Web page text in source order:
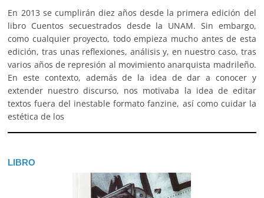
En 2013 se cumplirán diez años desde la primera edición del
libro Cuentos secuestrados desde la UNAM. Sin embargo,
como cualquier proyecto, todo empieza mucho antes de esta
edición, tras unas reflexiones, análisis y, en nuestro caso, tras
varios años de represión al movimiento anarquista madrileño.
En este contexto, además de la idea de dar a conocer y
extender nuestro discurso, nos motivaba la idea de editar
textos fuera del inestable formato fanzine, así como cuidar la
estética de los
LIBRO